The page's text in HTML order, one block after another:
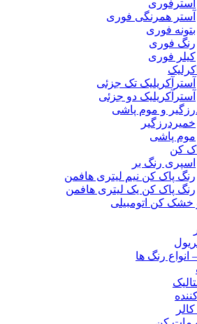
آسترفوری
آستر همرنگی فوری
بتونه فوری
رنگ فوری
کیلر فوری
آسترآکریلیک تک جزئی
آسترآکریلیک دو جزئی
و موم پاشی
خمیردرزگیر
موم پاشی
کن
اسپری رنگ بر
رنگ پاک کن نیم لیتری هافمن
رنگ پاک کن یک لیتری هافمن
خشک کن اتومبیلی
– انواع رنگ ها